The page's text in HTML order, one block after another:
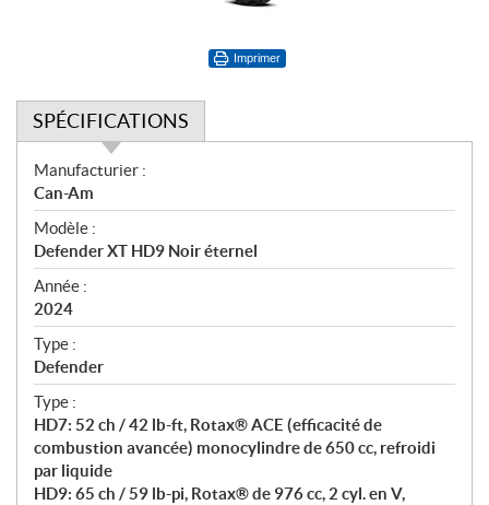
Imprimer
SPÉCIFICATIONS
S
p
é
c
i
f
i
c
a
t
i
o
n
s
Manufacturier :
Can-Am
Modèle :
Defender XT HD9 Noir éternel
Année :
2024
Type :
Defender
Type :
HD7: 52 ch / 42 lb-ft, Rotax® ACE (efficacité de
combustion avancée) monocylindre de 650 cc, refroidi
par liquide
HD9: 65 ch / 59 lb-pi, Rotax® de 976 cc, 2 cyl. en V,